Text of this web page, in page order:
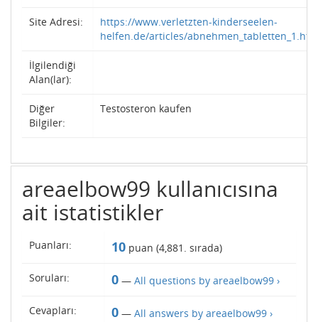
Site Adresi:
https://www.verletzten-kinderseelen-
helfen.de/articles/
İlgilendiği
Alan(lar):
Diğer
Bilgiler:
Testosteron kaufen
areaelbow99 kullanıcısına
ait istatistikler
Puanları: 10 puan (4,881 . sırada)
Soruları: 0 — All questions by areaelbow99 ›
Cevapları: 0 — All answers by areaelbow99 ›